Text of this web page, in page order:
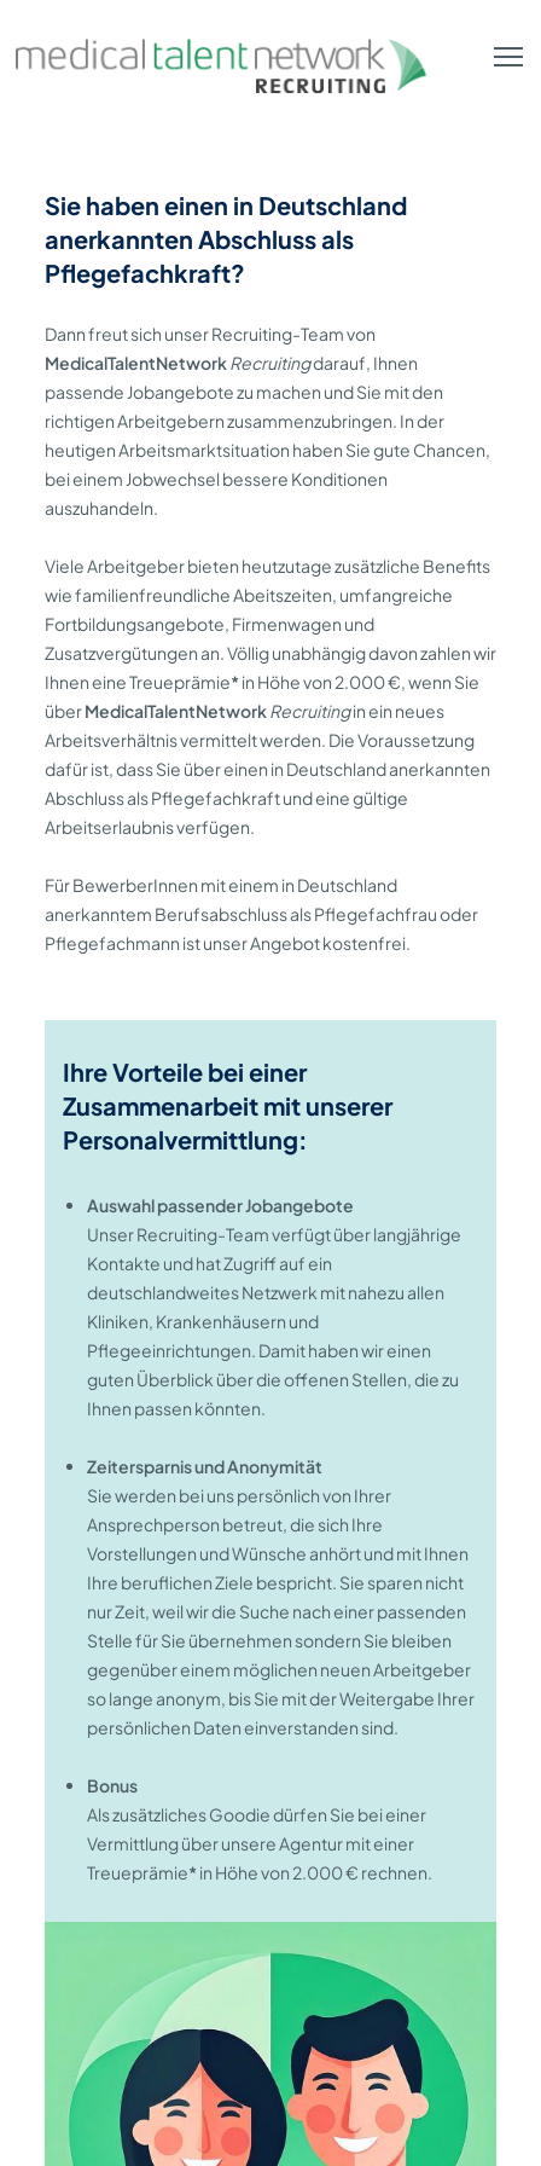
Sie haben einen in Deutschland
anerkannten Abschluss als
Pflegefachkraft?
Dann freut sich unser Recruiting-Team von
MedicalTalentNetworkRecruitingdarauf, Ihnen
passende Jobangebote zu machen und Sie mit den
richtigen Arbeitgebern zusammenzubringen. In der
heutigen Arbeitsmarktsituation haben Sie gute Chancen,
bei einem Jobwechsel bessere Konditionen
auszuhandeln.
Viele Arbeitgeber bieten heutzutage zusätzliche Benefits
wie familienfreundliche Abeitszeiten, umfangreiche
Fortbildungsangebote, Firmenwagen und
Zusatzvergütungen an. Völlig unabhängig davon zahlen wir
Ihnen eine Treueprämie*in Höhe von 2.000 €, wenn Sie
überMedicalTalentNetworkRecruitingin ein neues
Arbeitsverhältnis vermittelt werden. Die Voraussetzung
dafür ist, dass Sie über einen in Deutschland anerkannten
Abschluss als Pflegefachkraft und eine gültige
Arbeitserlaubnis verfügen.
Für BewerberInnen mit einem in Deutschland
anerkanntem Berufsabschluss als Pflegefachfrau oder
Pflegefachmann ist unser Angebot kostenfrei.
Ihre Vorteile bei einer
Zusammenarbeit mit unserer
Personalvermittlung:
Auswahl passender Jobangebote
Unser Recruiting-Team verfügt über langjährige
Kontakte und hat Zugriff auf ein
deutschlandweites Netzwerk mit nahezu allen
Kliniken, Krankenhäusern und
Pflegeeinrichtungen. Damit haben wir einen
guten Überblick über die offenen Stellen, die zu
Ihnen passen könnten.
Zeitersparnis und Anonymität
Sie werden bei uns persönlich von Ihrer
Ansprechperson betreut, die sich Ihre
Vorstellungen und Wünsche anhört und mit Ihnen
Ihre beruflichen Ziele bespricht. Sie sparen nicht
nur Zeit, weil wir die Suche nach einer passenden
Stelle für Sie übernehmen sondern Sie bleiben
gegenüber einem möglichen neuen Arbeitgeber
so lange anonym, bis Sie mit der Weitergabe Ihrer
persönlichen Daten einverstanden sind.
Bonus
Als zusätzliches Goodie dürfen Sie bei einer
Vermittlung über unsere Agentur mit einer
Treueprämie* in Höhe von 2.000 € rechnen.